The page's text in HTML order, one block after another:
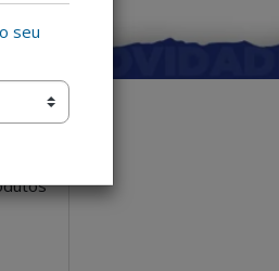
seu